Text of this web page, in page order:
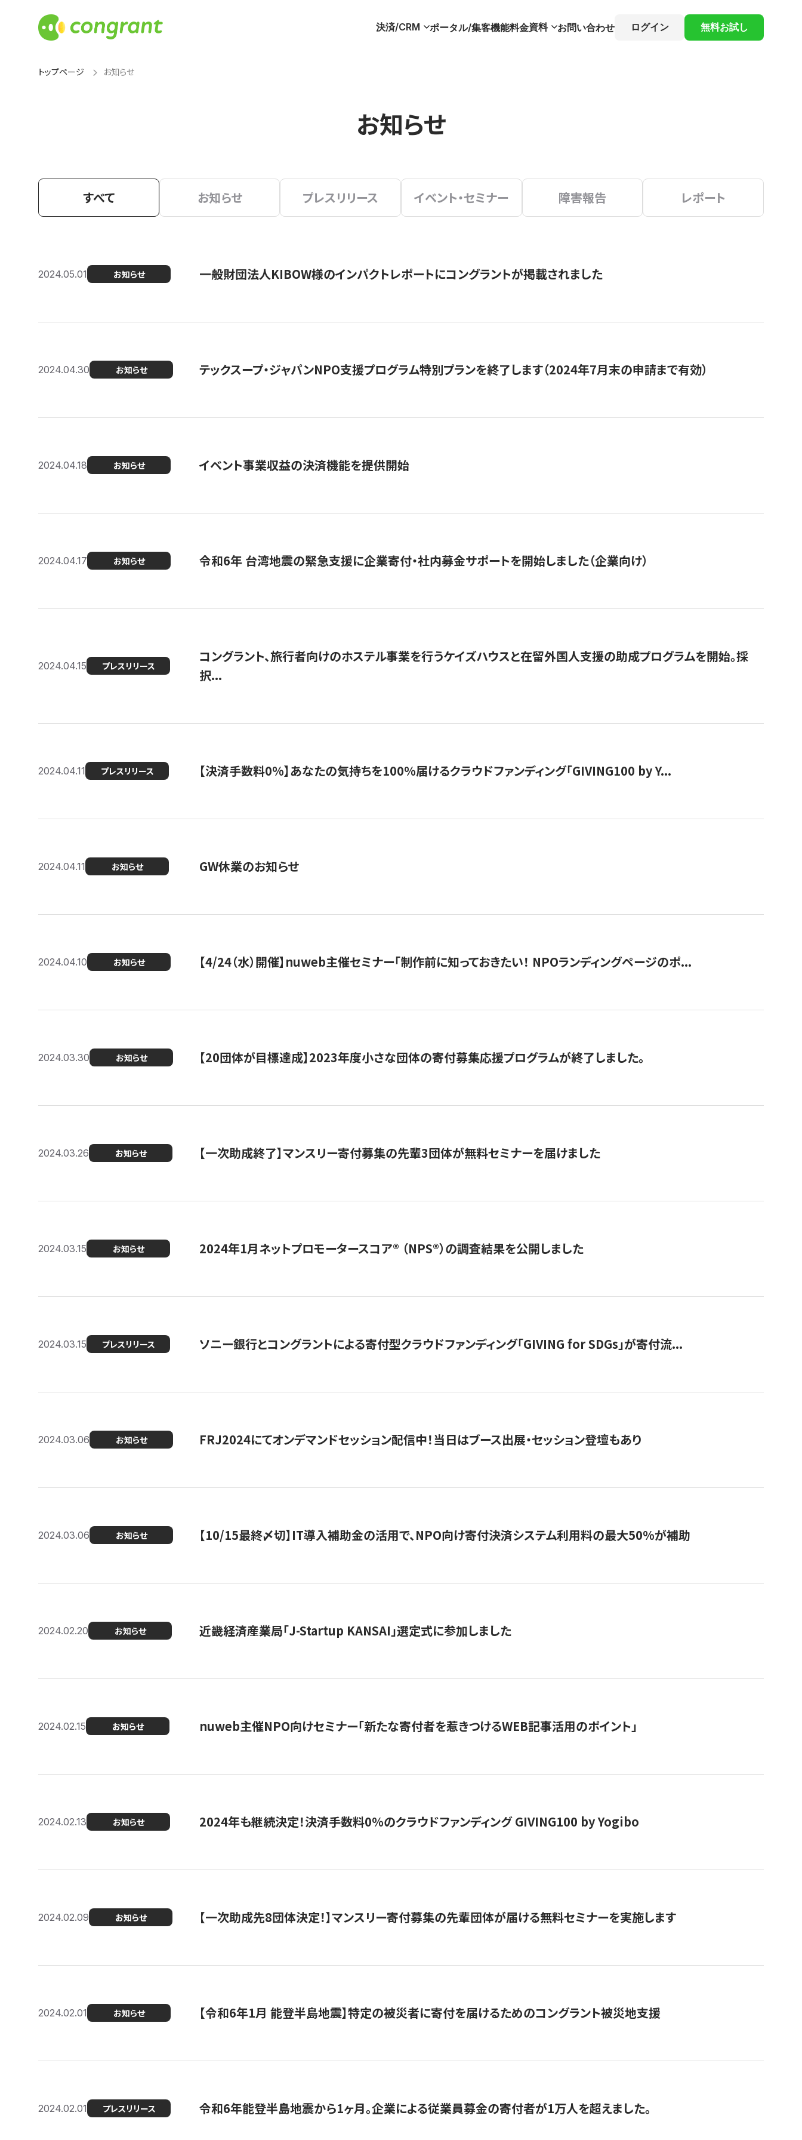
決済/CRM ポータル/集客機能料金資料 お問い合わせ ログイン 無料お試し
トップページ お知らせ
お知らせ
すべて お知らせ プレスリリース イベント・セミナー 障害報告 レポート
2024.05.01 お知らせ 一般財団法人KIBOW様のインパクトレポートにコングラントが掲載されました
2024.04.30 お知らせ テックスープ・ジャパンNPO支援プログラム特別プランを終了します（2024年7月末の申請まで有効）
2024.04.18 お知らせ イベント事業収益の決済機能を提供開始
2024.04.17 お知らせ 令和6年 台湾地震の緊急支援に企業寄付・社内募金サポートを開始しました（企業向け）
2024.04.15 プレスリリース
コングラント、旅行者向けのホステル事業を行うケイズハウスと在留外国人支援の助成プログラムを開始。採
択...
2024.04.11 プレスリリース 【決済手数料0%】あなたの気持ちを100％届けるクラウドファンディング「GIVING100 by Y...
2024.04.11 お知らせ GW休業のお知らせ
2024.04.10 お知らせ 【4/24（水）開催】nuweb主催セミナー「制作前に知っておきたい！ NPOランディングページのポ...
2024.03.30 お知らせ 【20団体が目標達成】2023年度小さな団体の寄付募集応援プログラムが終了しました。
2024.03.26 お知らせ 【一次助成終了】マンスリー寄付募集の先輩3団体が無料セミナーを届けました
2024.03.15 お知らせ 2024年1月ネットプロモータースコア®︎ （NPS®︎）の調査結果を公開しました
2024.03.15 プレスリリース ソニー銀行とコングラントによる寄付型クラウドファンディング「GIVING for SDGs」が寄付流...
2024.03.06 お知らせ FRJ2024にてオンデマンドセッション配信中！当日はブース出展・セッション登壇もあり
2024.03.06 お知らせ 【10/15最終〆切】IT導入補助金の活用で、NPO向け寄付決済システム利用料の最大50%が補助
2024.02.20 お知らせ 近畿経済産業局「J-Startup KANSAI」選定式に参加しました
2024.02.15 お知らせ nuweb主催NPO向けセミナー「新たな寄付者を惹きつけるWEB記事活用のポイント」
2024.02.13 お知らせ 2024年も継続決定！決済手数料0％のクラウドファンディング GIVING100 by Yogibo
2024.02.09 お知らせ 【一次助成先8団体決定！】マンスリー寄付募集の先輩団体が届ける無料セミナーを実施します
2024.02.01 お知らせ 【令和6年1月 能登半島地震】特定の被災者に寄付を届けるためのコングラント被災地支援
2024.02.01 プレスリリース 令和6年能登半島地震から1ヶ月。企業による従業員募金の寄付者が1万人を超えました。